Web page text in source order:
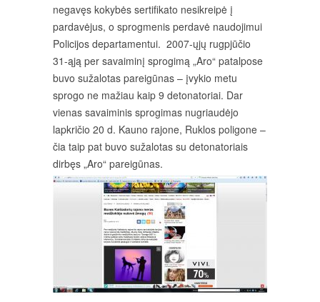
negavęs kokybės sertifikato nesikreipė į
pardavėjus, o sprogmenis perdavė naudojimui
Policijos departamentui. 2007-ųjų rugpjūčio
31-ąją per savaiminį sprogimą „Aro“ patalpose
buvo sužalotas pareigūnas – įvykio metu
sprogo ne mažiau kaip 9 detonatoriai. Dar
vienas savaiminis sprogimas nugriaudėjo
lapkričio 20 d. Kauno rajone, Ruklos poligone –
čia taip pat buvo sužalotas su detonatoriais
dirbęs „Aro“ pareigūnas.